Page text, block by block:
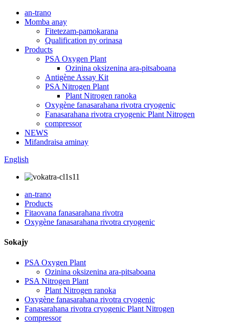
an-trano
Momba anay
Fitetezam-pamokarana
Qualification ny orinasa
Products
PSA Oxygen Plant
Ozinina oksizenina ara-pitsaboana
Antigène Assay Kit
PSA Nitrogen Plant
Plant Nitrogen ranoka
Oxygène fanasarahana rivotra cryogenic
Fanasarahana rivotra cryogenic Plant Nitrogen
compressor
NEWS
Mifandraisa aminay
English
an-trano
Products
Fitaovana fanasarahana rivotra
Oxygène fanasarahana rivotra cryogenic
Sokajy
PSA Oxygen Plant
Ozinina oksizenina ara-pitsaboana
PSA Nitrogen Plant
Plant Nitrogen ranoka
Oxygène fanasarahana rivotra cryogenic
Fanasarahana rivotra cryogenic Plant Nitrogen
compressor